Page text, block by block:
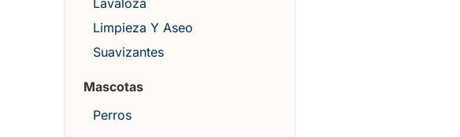
Lavaloza
Limpieza Y Aseo
Suavizantes
Mascotas
Perros